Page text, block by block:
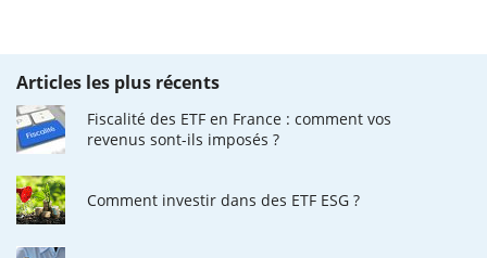
Articles les plus récents
Fiscalité des ETF en France : comment vos
revenus sont-ils imposés ?
Comment investir dans des ETF ESG ?